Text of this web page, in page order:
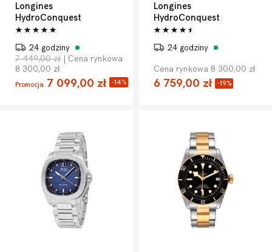
Longines
HydroConquest
24 godziny
7 449,00 zł | Cena rynkowa
8 300,00 zł
Promocja 7 099,00 zł -14%
Longines
HydroConquest
24 godziny
Cena rynkowa 8 300,00 zł
6 759,00 zł -19%